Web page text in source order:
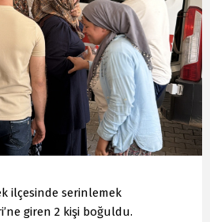
ilçesinde serinlemek
giren 2 kişi boğuldu.